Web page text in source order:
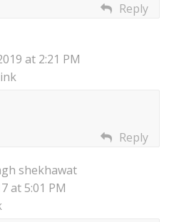
Reply
at 2:21 PM
Reply
shekhawat
at 5:01 PM